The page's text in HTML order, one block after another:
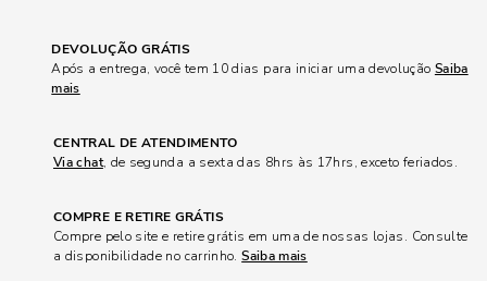
DEVOLUÇÃO GRÁTIS
Após a entrega, você tem 10 dias para iniciar uma devolução Saiba
mais
CENTRAL DE ATENDIMENTO
Via chat, de segunda a sexta das 8hrs às 17hrs, exceto feriados.
COMPRE E RETIRE GRÁTIS
Compre pelo site e retire grátis em uma de nossas lojas. Consulte
a disponibilidade no carrinho.Saiba mais